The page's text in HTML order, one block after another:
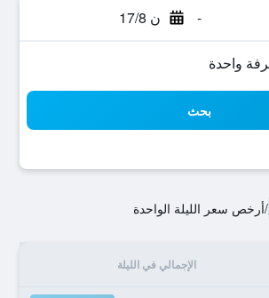
- ن 17/8
بحث
/أرخص سعر الليلة الواحدة
الإجمالي في الليلة